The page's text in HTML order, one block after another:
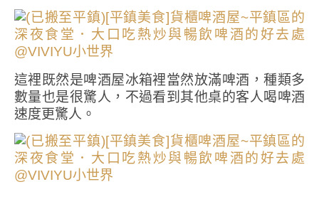
這裡既然是啤酒屋冰箱裡當然放滿啤酒，種類多
數量也是很驚人，不過看到其他桌的客人喝啤酒
速度更驚人。